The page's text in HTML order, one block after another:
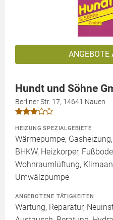
ANGEBOTE
Hundt und Söhne
Berliner Str. 17, 14641 Nauen
HEIZUNG SPEZIALGEBIETE
Wärmepumpe,
BHKW, Heizkörper,
Wohnraumlüftung,
Umwälzpumpe
ANGEBOTENE TÄTIGKEITEN
Wartung, Reparatur,